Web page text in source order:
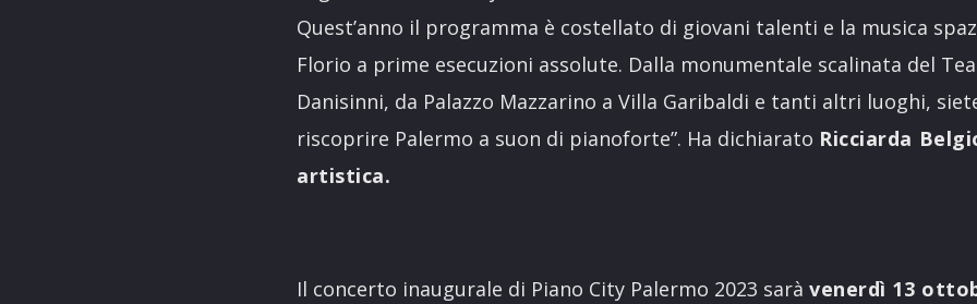
Quest’anno il programma è costellato di giovani talenti e la musica
Florio a prime esecuzioni assolute. Dalla monumentale scalinata del
Danisinni, da Palazzo Mazzarino a Villa Garibaldi e tanti altri luoghi,
riscoprire Palermo a suon di pianoforte”. Ha dichiarato Ricciarda
artistica.
Il concerto inaugurale di Piano City Palermo 2023 saràvenerdì 13